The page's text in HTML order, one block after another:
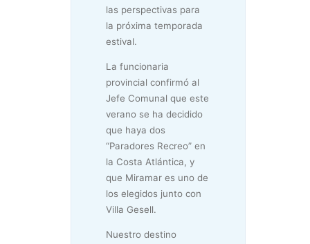
las perspectivas para
la próxima temporada
estival.
La funcionaria
provincial confirmó al
Jefe Comunal que este
verano se ha decidido
que haya dos
“Paradores Recreo” en
la Costa Atlántica, y
que Miramar es uno de
los elegidos junto con
Villa Gesell.
Nuestro destino